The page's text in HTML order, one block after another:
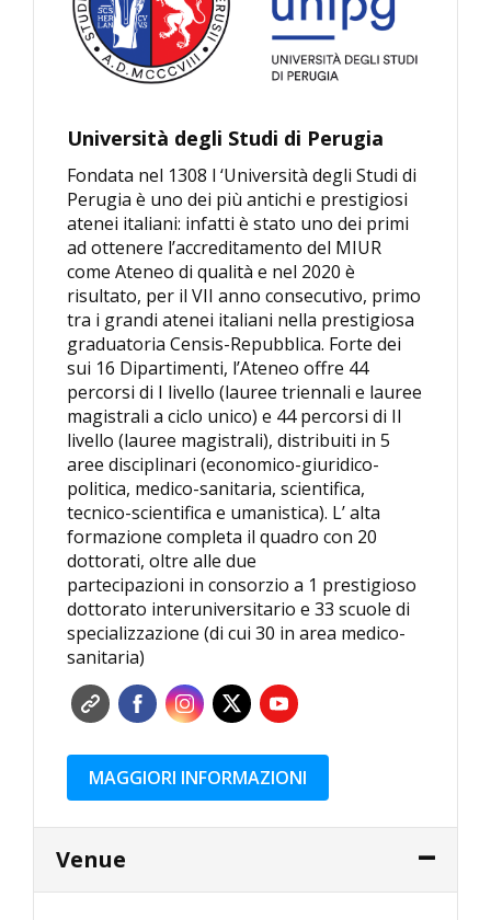
Università degli Studi di Perugia
Fondata nel 1308 l ‘Università degli Studi di
Perugia è uno dei più antichi e prestigiosi
atenei italiani: infatti è stato uno dei primi
ad ottenere l’accreditamento del MIUR
come Ateneo di qualità e nel 2020 è
risultato, per il VII anno consecutivo, primo
tra i grandi atenei italiani nella prestigiosa
graduatoria Censis-Repubblica. Forte dei
sui 16 Dipartimenti, l’Ateneo offre 44
percorsi di I livello (lauree triennali e lauree
magistrali a ciclo unico) e 44 percorsi di II
livello (lauree magistrali), distribuiti in 5
aree disciplinari (economico-giuridico-
politica, medico-sanitaria, scientifica,
tecnico-scientifica e umanistica). L’ alta
formazione completa il quadro con 20
dottorati, oltre alle due
partecipazioni in consorzio a 1 prestigioso
dottorato interuniversitario e 33 scuole di
specializzazione (di cui 30 in area medico-
sanitaria)
MAGGIORI INFORMAZIONI
Venue